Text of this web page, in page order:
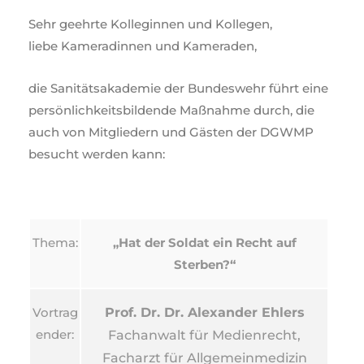
Sehr geehrte Kolleginnen und Kollegen,
liebe Kameradinnen und Kameraden,
die Sanitätsakademie der Bundeswehr führt eine
persönlichkeitsbildende Maßnahme durch, die
auch von Mitgliedern und Gästen der DGWMP
besucht werden kann:
Thema:
„Hat der Soldat ein Recht auf
Sterben?“
Vortrag
ender:
Prof. Dr. Dr. Alexander Ehlers
Fachanwalt für Medienrecht,
Facharzt für Allgemeinmedizin